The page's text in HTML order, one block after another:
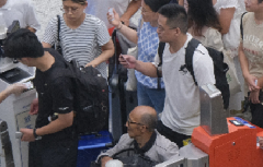
李家超：鼓勵保險業開發跨境
車路士